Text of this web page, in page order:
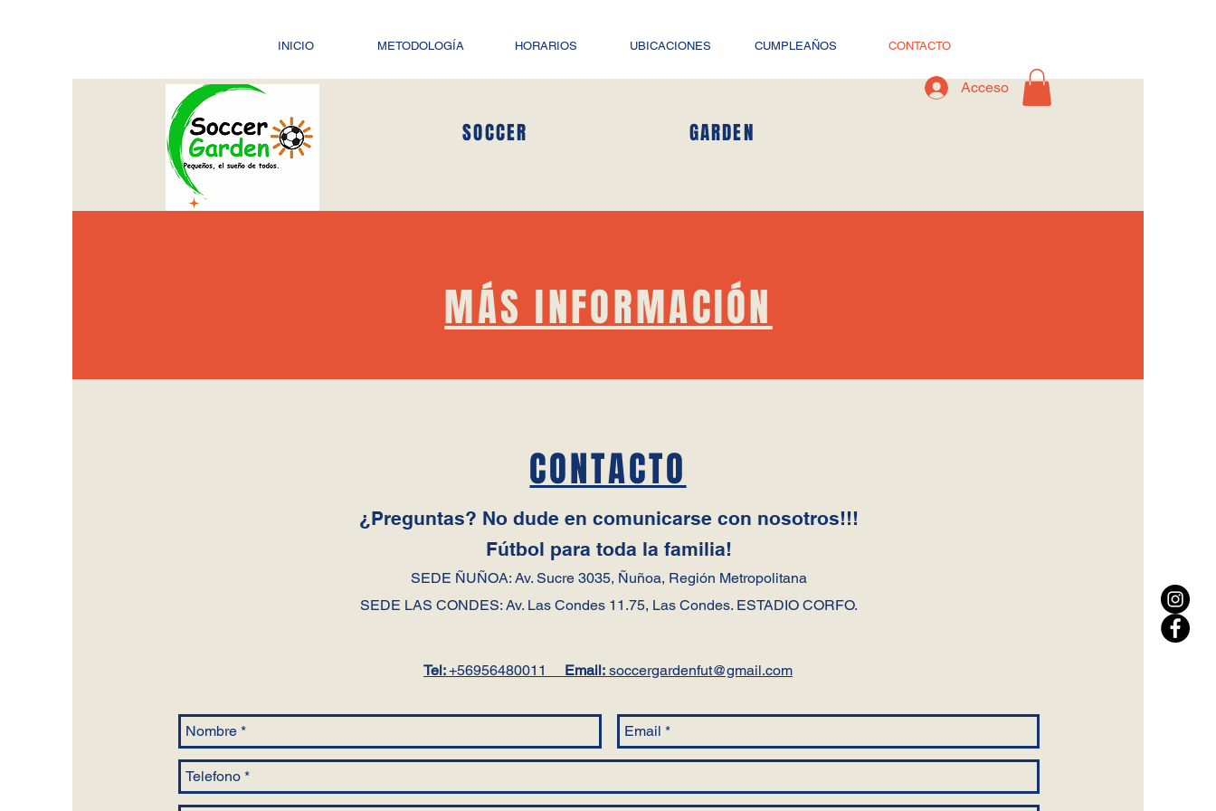
INICIO METODOLOGÍA HORARIOS UBICACIONES CUMPLEAÑOS CONTACTO
SOCCER
Acceso
GARDEN
MÁS INFORMACIÓN
CONTACTO
¿Preguntas? No dude en comunicarse con nosotros!!!
Fútbol para toda la familia!
SEDE ÑUÑOA: Av. Sucre 3035, Ñuñoa, Región Metropolitana
SEDE LAS CONDES: Av. Las Condes 11.75, Las Condes. ESTADIO CORFO.
Tel:+56956480011 Email: soccergardenfut@gmail.com